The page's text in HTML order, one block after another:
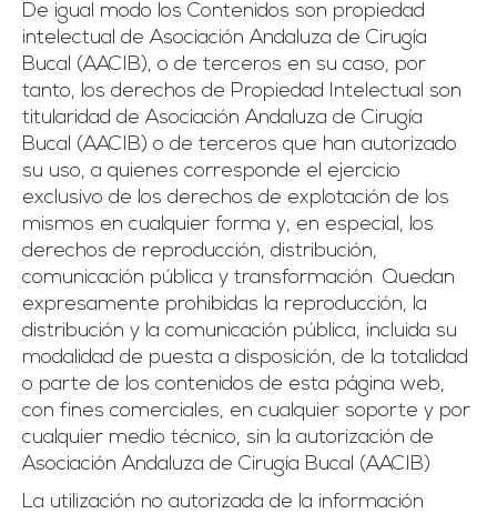
De igual modo los Contenidos son propiedad
intelectual de Asociación Andaluza de Cirugía
Bucal (AACIB), o de terceros en su caso, por
tanto, los derechos de Propiedad Intelectual son
titularidad de Asociación Andaluza de Cirugía
Bucal (AACIB) o de terceros que han autorizado
su uso, a quienes corresponde el ejercicio
exclusivo de los derechos de explotación de los
mismos en cualquier forma y, en especial, los
derechos de reproducción, distribución,
comunicación pública y transformación. Quedan
expresamente prohibidas la reproducción, la
distribución y la comunicación pública, incluida su
modalidad de puesta a disposición, de la totalidad
o parte de los contenidos de esta página web,
con fines comerciales, en cualquier soporte y por
cualquier medio técnico, sin la autorización de
Asociación Andaluza de Cirugía Bucal (AACIB)
La utilización no autorizada de la información